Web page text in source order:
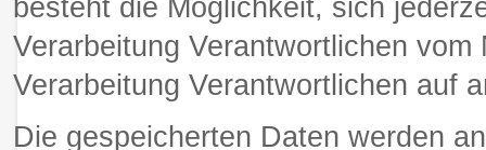
besteht die Möglichkeit, sich
Verarbeitung Verantwortlichen
Verarbeitung Verantwortlichen auf
Die gespeicherten Daten werden